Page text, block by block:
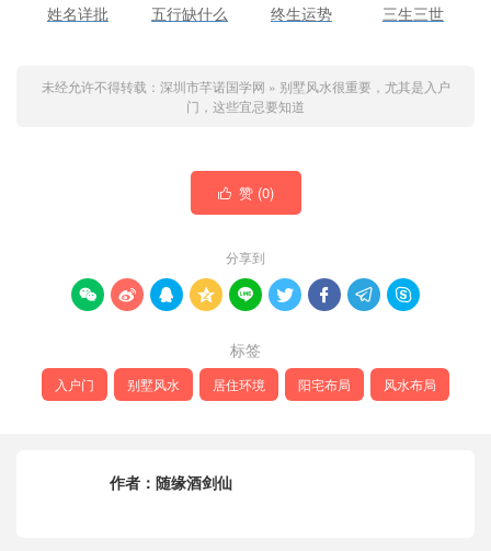
姓名详批 五行缺什么 终生运势 三生三世
未经允许不得转载： 深圳市芊诺国学网 » 别墅风水很重要，尤其是入户
门，这些宜忌要知道
 赞 (0)
分享到
        
标签
入户门 别墅风水 居住环境 阳宅布局 风水布局
作者： 随缘酒剑仙